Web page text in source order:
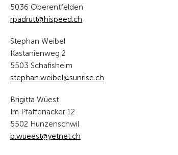
5036 Oberentfelden
rp dr tt h sp d ch
Stephan Weibel
Kastanienweg 2
5503 Schafisheim
st ph n w b l s nrs ch
Brigitta Wüest
Im Pfaffenacker 12
5502 Hunzenschwil
b.wueest@yetnet.ch